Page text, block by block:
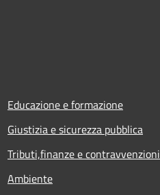
Educazione e formazione
Giustizia e sicurezza pubblica
Tributi,finanze e contravvenzioni
Ambiente